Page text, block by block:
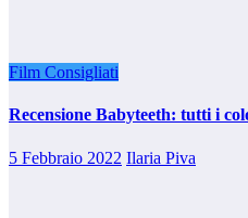
Film Consigliati
Recensione Babyteeth: tutti i
5 Febbraio 2022 Ilaria Piva